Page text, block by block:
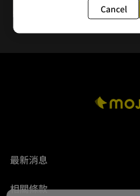
第
最新消息
相關條款
Cancel